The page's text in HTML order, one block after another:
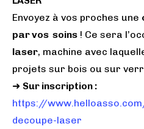
Envoyez à vos proches une
par vos soins ! Ce sera
laser, machine avec
projets sur bois ou sur
➜ Sur inscription :
https://
decoupe-laser